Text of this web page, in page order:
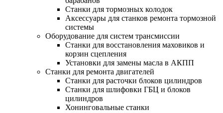
Станки для тормозных колодок
Аксессуары для станков ремонта тормозной
системы
Оборудование для систем трансмиссии
Станки для восстановления маховиков и
корзин сцепления
Установки для замены масла в АКПП
Станки для ремонта двигателей
Станки для расточки блоков цилиндров
Станки для шлифовки ГБЦ и блоков
цилиндров
Хонинговальные станки